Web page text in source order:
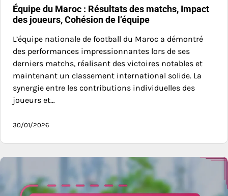
Équipe du Maroc : Résultats des matchs, Impact
des joueurs, Cohésion de l’équipe
L’équipe nationale de football du Maroc a démontré
des performances impressionnantes lors de ses
derniers matchs, réalisant des victoires notables et
maintenant un classement international solide. La
synergie entre les contributions individuelles des
joueurs et…
30/01/2026